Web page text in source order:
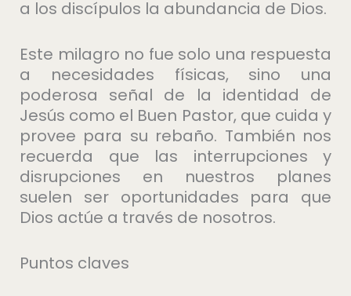
a los discípulos la abundancia de Dios.
Este milagro no fue solo una respuesta
a necesidades físicas, sino una
poderosa señal de la identidad de
Jesús como el Buen Pastor, que cuida y
provee para su rebaño. También nos
recuerda que las interrupciones y
disrupciones en nuestros planes
suelen ser oportunidades para que
Dios actúe a través de nosotros.
Puntos claves